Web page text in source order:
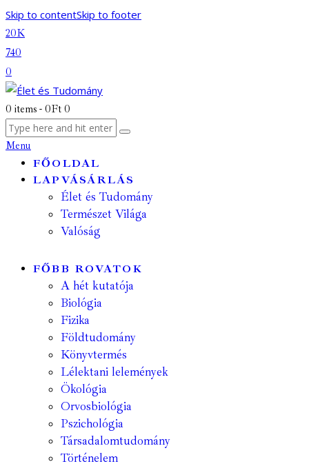
Skip to contentSkip to footer
20K
740
0
0 items - 0Ft 0
Menu
FŐOLDAL
LAPVÁSÁRLÁS
Élet és Tudomány
Természet Világa
Valóság
FŐBB ROVATOK
A hét kutatója
Biológia
Fizika
Földtudomány
Könyvtermés
Lélektani lelemények
Ökológia
Orvosbiológia
Pszichológia
Társadalomtudomány
Történelem